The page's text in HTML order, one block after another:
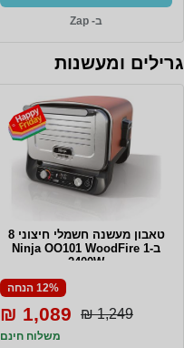
ב- Zap
גרילים ומעשנות
טאבון מעשנה חשמלי חיצוני 8
ב-1 Ninja OO101 WoodFire
2400W
12% הנחה
1,249 ₪
1,089 ₪
משלוח חינם